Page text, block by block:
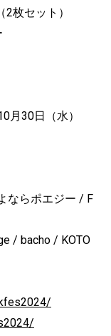
枚セット）
月30日（水）
ならポエジー / F
bacho / KOTO